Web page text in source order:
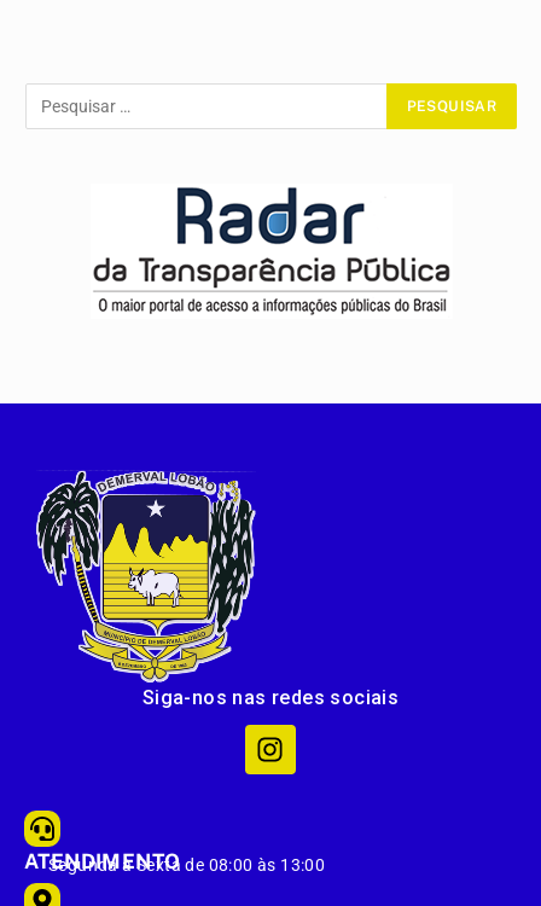
Siga-nos nas redes sociais
ATENDIMENTO
Segunda à Sexta de 08:00 às 13:00